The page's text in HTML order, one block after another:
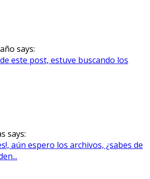
says:
este post, estuve buscando los
says:
aún espero los archivos, ¿sabes de